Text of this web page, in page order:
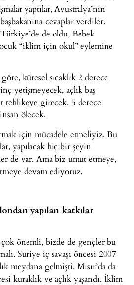
yaptılar, Avustralya’nın
cevaplar verdiler.
de oldu, Bebek
“iklim için okul” eylemine
küresel sıcaklık 2 derece
yetişmeyecek, açlık baş
tehlikeye girecek. 5 derece
ölecek.
için mücadele etmeliyiz. Bu
yapılacak hiç bir şeyin
de var. Ama biz umut etmeye,
devam ediyoruz.
yapılan katkılar
çok önemli, bizde de gençler bu
Suriye iç savaşı öncesi 2007
meydana gelmişti. Mısır’da da
kuraklık ve açlık yaşandı. İklim